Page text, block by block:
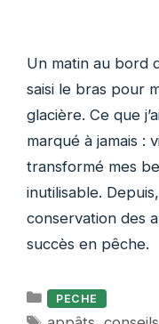
Un matin au bord
saisi le bras pour
glacière. Ce que
marqué à jamais :
transformé mes
inutilisable.
conservation des
succès en pêche.
Catégories
PECHE
Étiquettes